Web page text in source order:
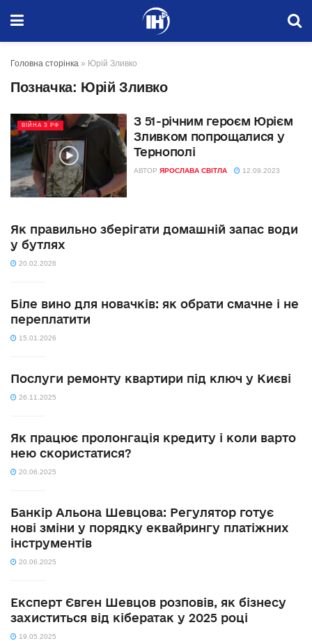
Головна сторінка » Юрій Зливко
Позначка: Юрій Зливко
ВІЙНА З РФ
З 51-річним героєм Юрієм
Зливком попрощалися у
Тернополі
АВТОР ЯРОСЛАВА СВІТЛА 12.09.2023
Як правильно зберігати домашній запас води
у бутлях
20.02.2026
Біле вино для новачків: як обрати смачне і не
переплатити
15.01.2026
Послуги ремонту квартири під ключ у Києві
26.11.2025
Як працює пролонгація кредиту і коли варто
нею скористатися?
20.06.2025
Банкір Альона Шевцова: Регулятор готує
нові зміни у порядку еквайрингу платіжних
інструментів
20.06.2025
Експерт Євген Шевцов розповів, як бізнесу
захиститься від кібератак у 2025 році
19.05.2025